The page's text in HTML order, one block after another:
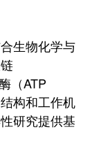
生物化学与
（ATP
构和工作机
研究提供基